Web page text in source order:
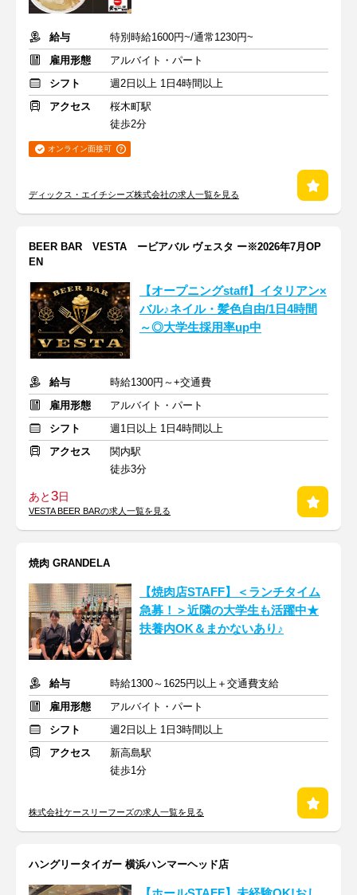
給与
特別時給1600円~/通常1230円~
雇用形態
アルバイト・パート
シフト
週2日以上 1日4時間以上
アクセス
桜木町駅
徒歩2分
オンライン面接可
ディックス・エイチシーズ株式会社の求人一覧を見る
BEER BAR VESTA ービアバル ヴェスタ ー※2026年7月OP
EN
【オープニングstaff】イタリアン×
バル♪ネイル・髪色自由/1日4時間
～◎大学生採用率up中
給与
時給1300円～+交通費
雇用形態
アルバイト・パート
シフト
週1日以上 1日4時間以上
アクセス
関内駅
徒歩3分
あと3日
VESTA BEER BARの求人一覧を見る
焼肉 GRANDELA
【焼肉店STAFF】＜ランチタイム
急募！＞近隣の大学生も活躍中★
扶養内OK＆まかないあり♪
給与
時給1300～1625円以上＋交通費支給
雇用形態
アルバイト・パート
シフト
週2日以上 1日3時間以上
アクセス
新高島駅
徒歩1分
株式会社ケースリーフーズの求人一覧を見る
ハングリータイガー 横浜ハンマーヘッド店